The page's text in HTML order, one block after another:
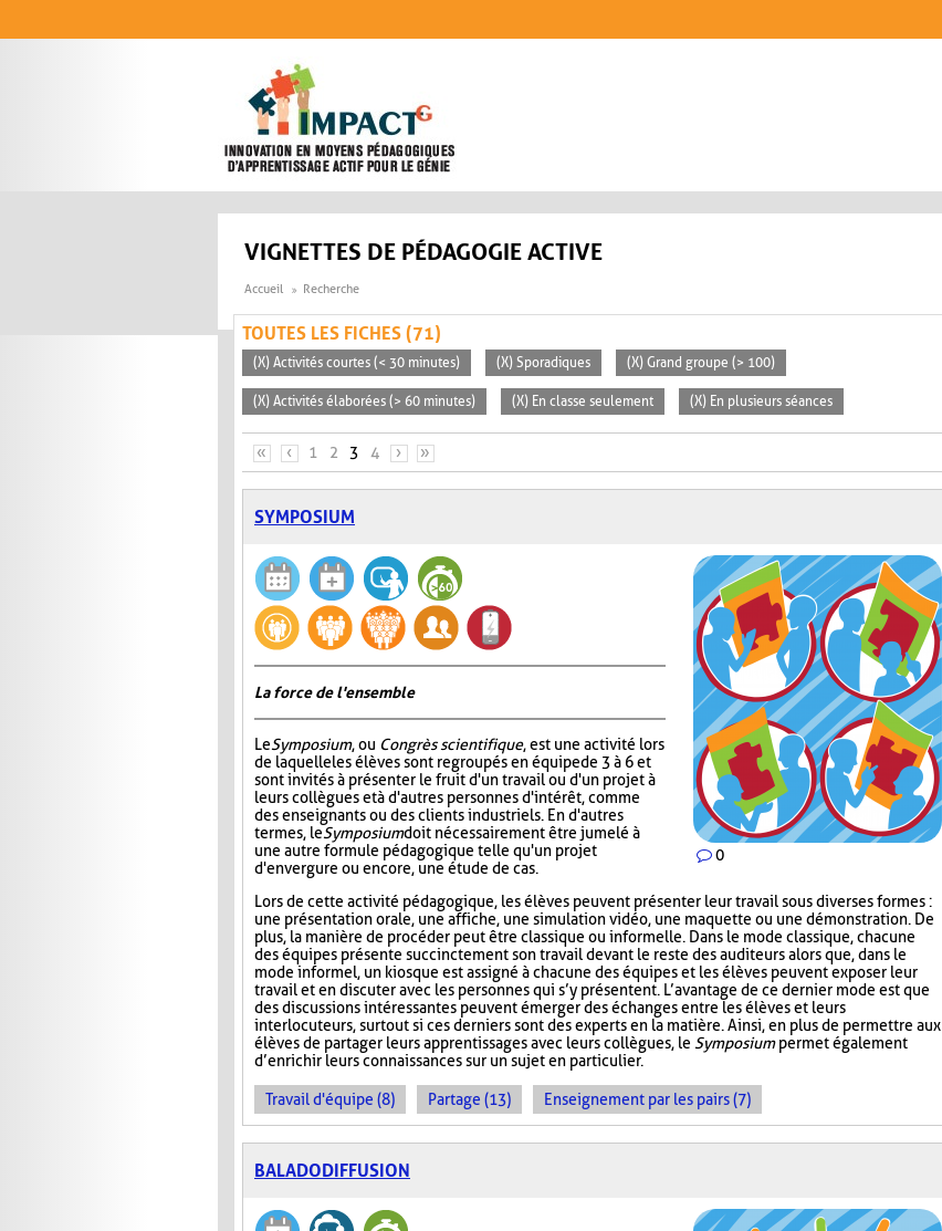
VIGNETTES DE PÉDAGOGIE ACTIVE
Accueil Recherche
TOUTES LES FICHES (71)
(X) Activités courtes (< 30 minutes) (X) Sporadiques (X) Grand groupe (> 100)
(X) Activités élaborées (> 60 minutes) (X) En classe seulement (X) En plusieurs séances
PAGES
« ‹ 1 2 3 4 › »
SYMPOSIUM
0
La force de l'ensemble
LeSymposium, ou Congrès scientifique, est une activité lors
de laquelle les élèves sont regroupés en équipe de 3 à 6 et
sont invités à présenter le fruit d'un travail ou d'un projet à
leurs collègues et à d'autres personnes d'intérêt, comme
des enseignants ou des clients industriels. En d'autres
termes, leSymposiumdoit nécessairement être jumelé à
une autre formule pédagogique telle qu'un projet
d'envergure ou encore, une étude de cas.
Lors de cette activité pédagogique, les élèves peuvent présenter leur travail sous diverses formes :
une présentation orale, une affiche, une simulation vidéo, une maquette ou une démonstration. De
plus, la manière de procéder peut être classique ou informelle. Dans le mode classique, chacune
des équipes présente succinctement son travail devant le reste des auditeurs alors que, dans le
mode informel, un kiosque est assigné à chacune des équipes et les élèves peuvent exposer leur
travail et en discuter avec les personnes qui s’y présentent. L’avantage de ce dernier mode est que
des discussions intéressantes peuvent émerger des échanges entre les élèves et leurs
interlocuteurs, surtout si ces derniers sont des experts en la matière. Ainsi, en plus de permettre aux
élèves de partager leurs apprentissages avec leurs collègues, le Symposiumpermet également
d’enrichir leurs connaissances sur un sujet en particulier.
Travail d'équipe (8) Partage (13) Enseignement par les pairs (7)
BALADODIFFUSION